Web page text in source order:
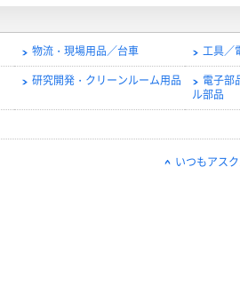
物流・現場用品／台車 工具／
研究開発・クリーンルーム用品
電子部
ル部品
いつもアス